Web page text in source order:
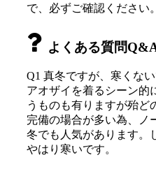
で、必ずご確認ください。
よくある質問
Q1 真冬ですが、寒くな
アオザイを着るシーン的
うものも有りますが殆ど
完備の場合が多い為、ノ
冬でも人気があります。
やはり寒いです。